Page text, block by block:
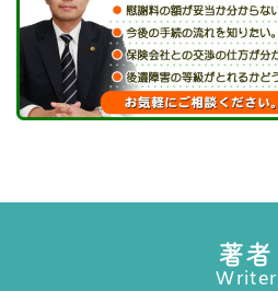
著者
Writer